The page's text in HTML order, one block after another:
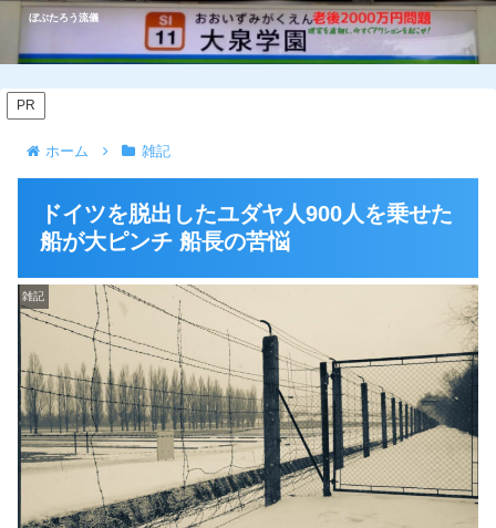
ぼぶたろう流儀
ホーム 雑記
PR
ドイツを脱出したユダヤ人900人を乗せた
船が大ピンチ 船長の苦悩
雑記